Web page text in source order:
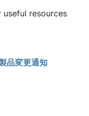
resources
品変更通知